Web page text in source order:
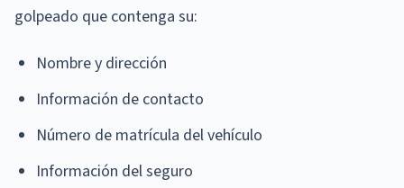
golpeado que contenga su:
Nombre y dirección
Información de contacto
Número de matrícula del vehículo
Información del seguro